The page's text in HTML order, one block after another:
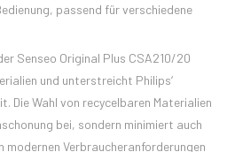
passend für verschiedene
Senseo Original Plus CSA210/20
und unterstreicht Philips‘
Die Wahl von recycelbaren Materialien
bei, sondern minimiert auch
Verbraucheranforderungen